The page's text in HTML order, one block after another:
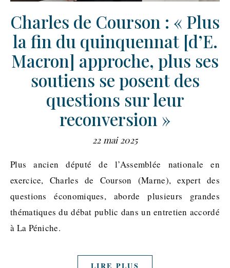
Charles de Courson : « Plus
la fin du quinquennat [d’E.
Macron] approche, plus ses
soutiens se posent des
questions sur leur
reconversion »
22 mai 2025
Plus ancien député de l’Assemblée nationale en
exercice, Charles de Courson (Marne), expert des
questions économiques, aborde plusieurs grandes
thématiques du débat public dans un entretien accordé
à La Péniche.
LIRE PLUS